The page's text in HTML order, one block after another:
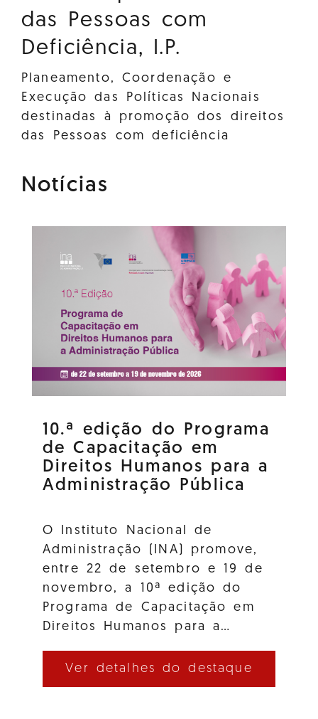
das Pessoas com
Deficiência, I.P.
Planeamento, Coordenação e
Execução das Políticas Nacionais
destinadas à promoção dos direitos
das Pessoas com deficiência
Notícias
10.ª edição do Programa
de Capacitação em
Direitos Humanos para a
Administração Pública
O Instituto Nacional de
Administração (INA) promove,
entre 22 de setembro e 19 de
novembro, a 10ª edição do
Programa de Capacitação em
Direitos Humanos para a…
Ver detalhes do destaque